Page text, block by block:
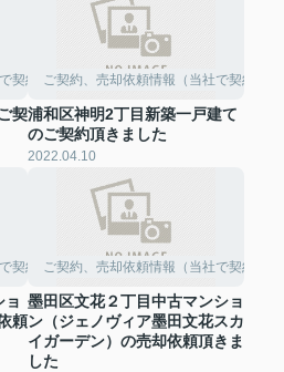
契約して頂きました）
契
ご契約、売却依頼情報（当社で契約し
浦和区神明2丁目新築一戸建て
のご契約頂きました
2022.04.10
契約して頂きました）
ョ
頼
ご契約、売却依頼情報（当社で契約し
墨田区文花２丁目中古マンショ
ン（ジェノヴィア墨田文花スカ
イガーデン）の売却依頼頂きま
した